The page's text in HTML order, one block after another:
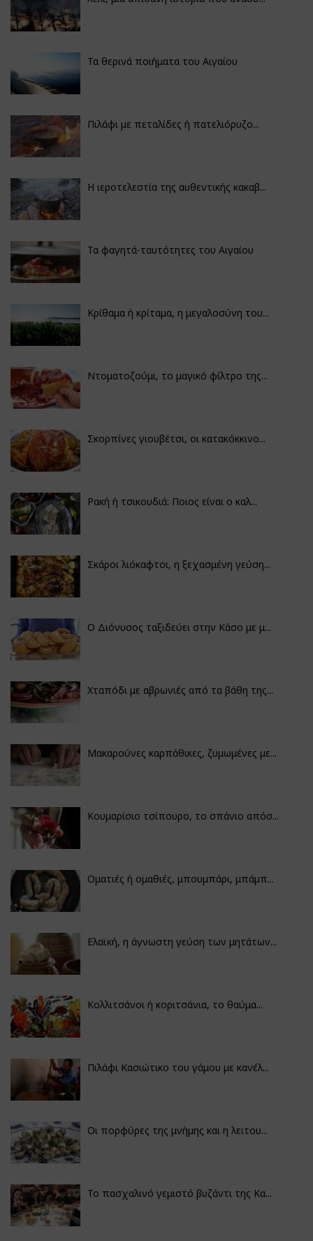
Τα θερινά ποιήματα του Αιγαίου
Πιλάφι με πεταλίδες ή πατελιόρυζο...
Η ιεροτελεστία της αυθεντικής κακαβ...
Τα φαγητά-ταυτότητες του Αιγαίου
Κρίθαμα ή κρίταμα, η μεγαλοσύνη του...
Ντοματοζούμι, το μαγικό φίλτρο της...
Σκορπίνες γιουβέτσι, οι κατακόκκινο...
Ρακή ή τσικουδιά: Ποιος είναι ο καλ...
Σκάροι λιόκαφτοι, η ξεχασμένη γεύση...
Ο Διόνυσος ταξιδεύει στην Κάσο με μ...
Χταπόδι με αβρωνιές από τα βάθη της...
Μακαρούνες καρπάθικες, ζυμωμένες με...
Κουμαρίσιο τσίπουρο, το σπάνιο απόσ...
Οματιές ή ομαθιές, μπουμπάρι, μπάμπ...
Ελαϊκή, η άγνωστη γεύση των μητάτων...
Κολλιτσάνοι ή κοριτσάνια, το θαύμα...
Πιλάφι Κασιώτικο του γάμου με κανέλ...
Οι πορφύρες της μνήμης και η λειτου...
Το πασχαλινό γεμιστό βυζάντι της Κα...